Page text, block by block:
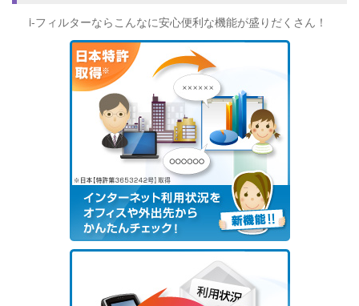
i-フィルターならこんなに安心便利な機能が盛りだくさん！